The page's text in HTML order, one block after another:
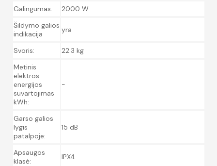
Galingumas:
2000 W
Šildymo galios
indikacija
yra
Svoris:
22.3 kg
Metinis
elektros
energijos
suvartojimas
kWh:
-
Garso galios
lygis
patalpoje:
15 dB
Apsaugos
klasė:
IPX4